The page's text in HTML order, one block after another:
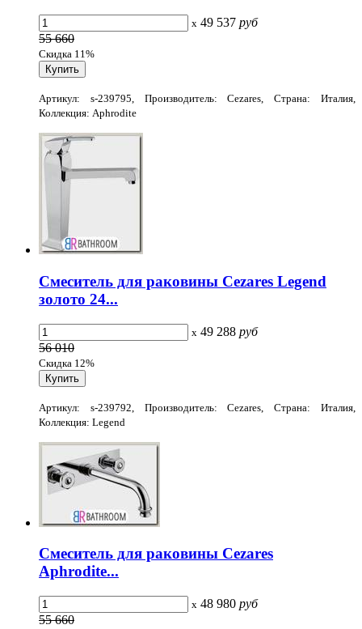
x 49 537 руб
55 660
Скидка 11%
Артикул: s-239795, Производитель: Cezares, Страна: Италия,
Коллекция: Aphrodite
Смеситель для раковины Cezares Legend
золото 24...
x 49 288 руб
56 010
Скидка 12%
Артикул: s-239792, Производитель: Cezares, Страна: Италия,
Коллекция: Legend
Смеситель для раковины Cezares
Aphrodite...
x 48 980 руб
55 660